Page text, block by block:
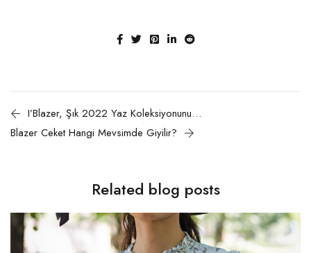
I’Blazer, Şık 2022 Yaz Koleksiyonunu Tanıtıyor
Blazer Ceket Hangi Mevsimde Giyilir?
Related blog posts